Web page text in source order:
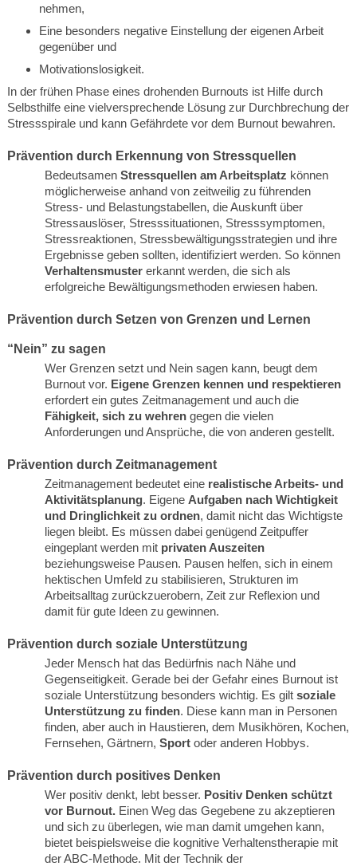
nehmen,
Eine besonders negative Einstellung der eigenen Arbeit
gegenüber und
Motivationslosigkeit.
In der frühen Phase eines drohenden Burnouts ist Hilfe durch
Selbsthilfe eine vielversprechende Lösung zur Durchbrechung der
Stressspirale und kann Gefährdete vor dem Burnout bewahren.
Prävention durch Erkennung von Stressquellen
BedeutsamenStressquellen am Arbeitsplatz können
möglicherweise anhand von zeitweilig zu führenden
Stress- und Belastungstabellen, die Auskunft über
Stressauslöser, Stresssituationen, Stresssymptomen,
Stressreaktionen, Stressbewältigungsstrategien und ihre
Ergebnisse geben sollten, identifiziert werden. So können
Verhaltensmuster erkannt werden, die sich als
erfolgreiche Bewältigungsmethoden erwiesen haben.
Prävention durch Setzen von Grenzen und Lernen
“Nein” zu sagen
Wer Grenzen setzt und Nein sagen kann, beugt dem
Burnout vor. Eigene Grenzen kennen und respektieren
erfordert ein gutes Zeitmanagement und auch die
Fähigkeit, sich zu wehren gegen die vielen
Anforderungen und Ansprüche, die von anderen gestellt.
Prävention durch Zeitmanagement
Zeitmanagement bedeutet eine realistische Arbeits- und
Aktivitätsplanung. Eigene Aufgaben nach Wichtigkeit
und Dringlichkeit zu ordnen, damit nicht das Wichtigste
liegen bleibt. Es müssen dabei genügend Zeitpuffer
eingeplant werden mit privaten Auszeiten
beziehungsweise Pausen. Pausen helfen, sich in einem
hektischen Umfeld zu stabilisieren, Strukturen im
Arbeitsalltag zurückzuerobern, Zeit zur Reflexion und
damit für gute Ideen zu gewinnen.
Prävention durch soziale Unterstützung
Jeder Mensch hat das Bedürfnis nach Nähe und
Gegenseitigkeit. Gerade bei der Gefahr eines Burnout ist
soziale Unterstützung besonders wichtig. Es giltsoziale
Unterstützung zu finden. Diese kann man in Personen
finden, aber auch in Haustieren, dem Musikhören, Kochen,
Fernsehen, Gärtnern,Sportoder anderen Hobbys.
Prävention durch positives Denken
Wer positiv denkt, lebt besser. Positiv Denken schützt
vor Burnout. Einen Weg das Gegebene zu akzeptieren
und sich zu überlegen, wie man damit umgehen kann,
bietet beispielsweise die kognitive Verhaltenstherapie mit
der ABC-Methode. Mit der Technik der